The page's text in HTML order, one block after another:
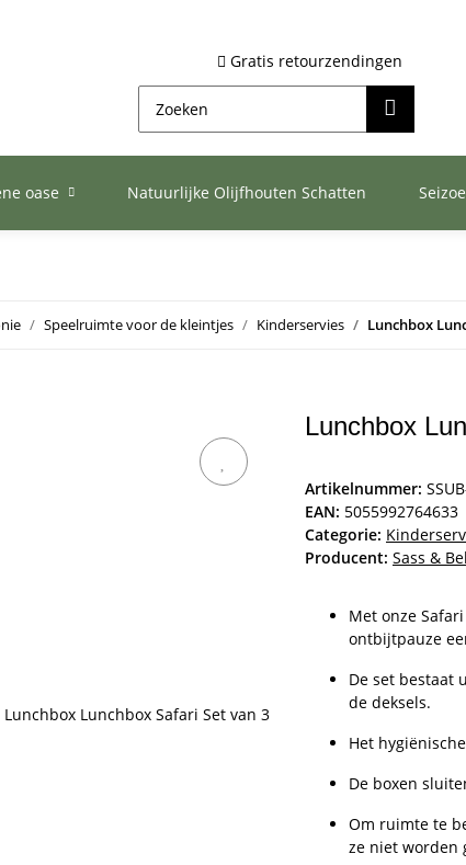
Gratis retourzendingen
oase Natuurlijke Olijfhouten Schatten
Speelruimte voor de kleintjes Kinderservies Lunchbox
Lunchbox
Artikelnummer:
EAN: 5055992764633
Categorie:
Producent: Sass &
Met onze
ontbijtpauze
De set bestaat
de deksels.
Het
De boxen
Om ruimte te
ze niet worden